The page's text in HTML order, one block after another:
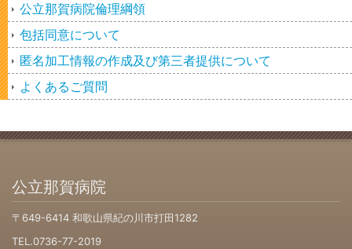
公立那賀病院倫理綱領
包括同意について
匿名加工情報の作成及び第三者提供について
よくあるご質問
公立那賀病院
〒649-6414 和歌山県紀の川市打田1282
TEL.0736-77-2019